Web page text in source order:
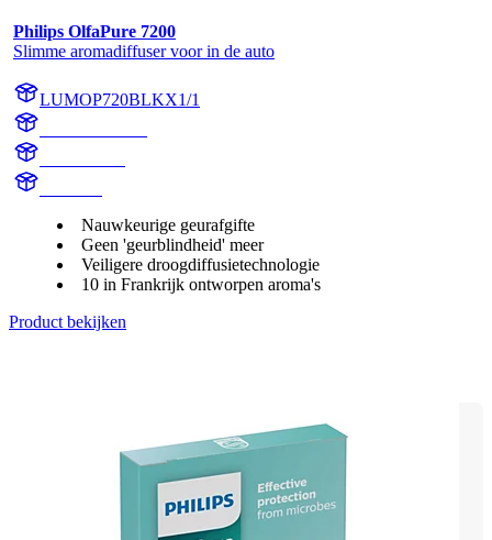
Philips OlfaPure 7200
Slimme aromadiffuser voor in de auto
LUMOP720BLKX1/1
Nauwkeurige geurafgifte
Geen 'geurblindheid' meer
Veiligere droogdiffusietechnologie
10 in Frankrijk ontworpen aroma's
Product bekijken